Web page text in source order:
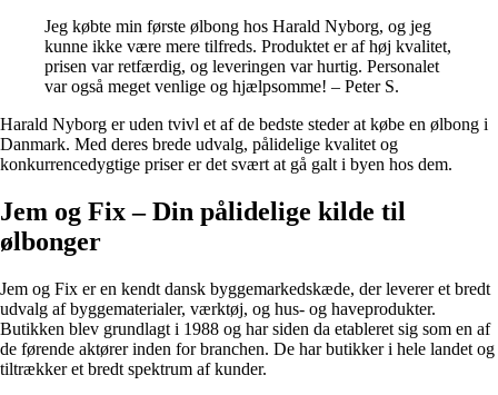
Jeg købte min første ølbong hos Harald Nyborg, og jeg
kunne ikke være mere tilfreds. Produktet er af høj kvalitet,
prisen var retfærdig, og leveringen var hurtig. Personalet
var også meget venlige og hjælpsomme! – Peter S.
Harald Nyborg er uden tvivl et af de bedste steder at købe en ølbong i
Danmark. Med deres brede udvalg, pålidelige kvalitet og
konkurrencedygtige priser er det svært at gå galt i byen hos dem.
Jem og Fix – Din pålidelige kilde til
ølbonger
Jem og Fix er en kendt dansk byggemarkedskæde, der leverer et bredt
udvalg af byggematerialer, værktøj, og hus- og haveprodukter.
Butikken blev grundlagt i 1988 og har siden da etableret sig som en af
de førende aktører inden for branchen. De har butikker i hele landet og
tiltrækker et bredt spektrum af kunder.